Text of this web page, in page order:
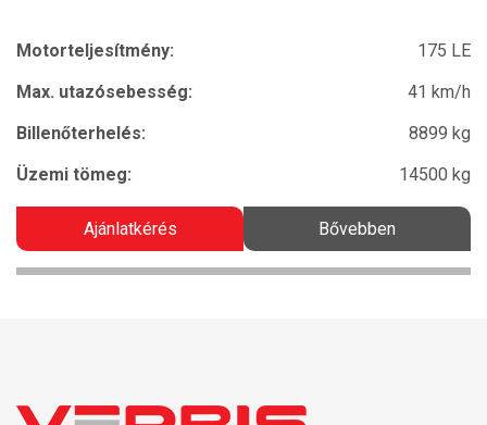
Motorteljesítmény:
175 LE
Max. utazósebesség:
41 km/h
Billenőterhelés:
8899 kg
Üzemi tömeg:
14500 kg
Ajánlatkérés Bővebben